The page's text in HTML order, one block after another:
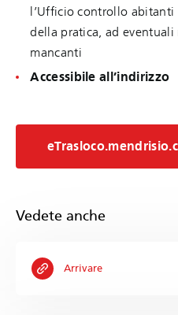
l’Ufficio controllo
della pratica, ad
mancanti
Accessibile all’indirizzo
Vedete anche
Arrivare